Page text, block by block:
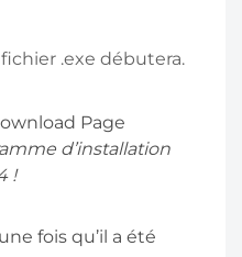
.exe débutera.
d’installation
!
fois qu’il a été